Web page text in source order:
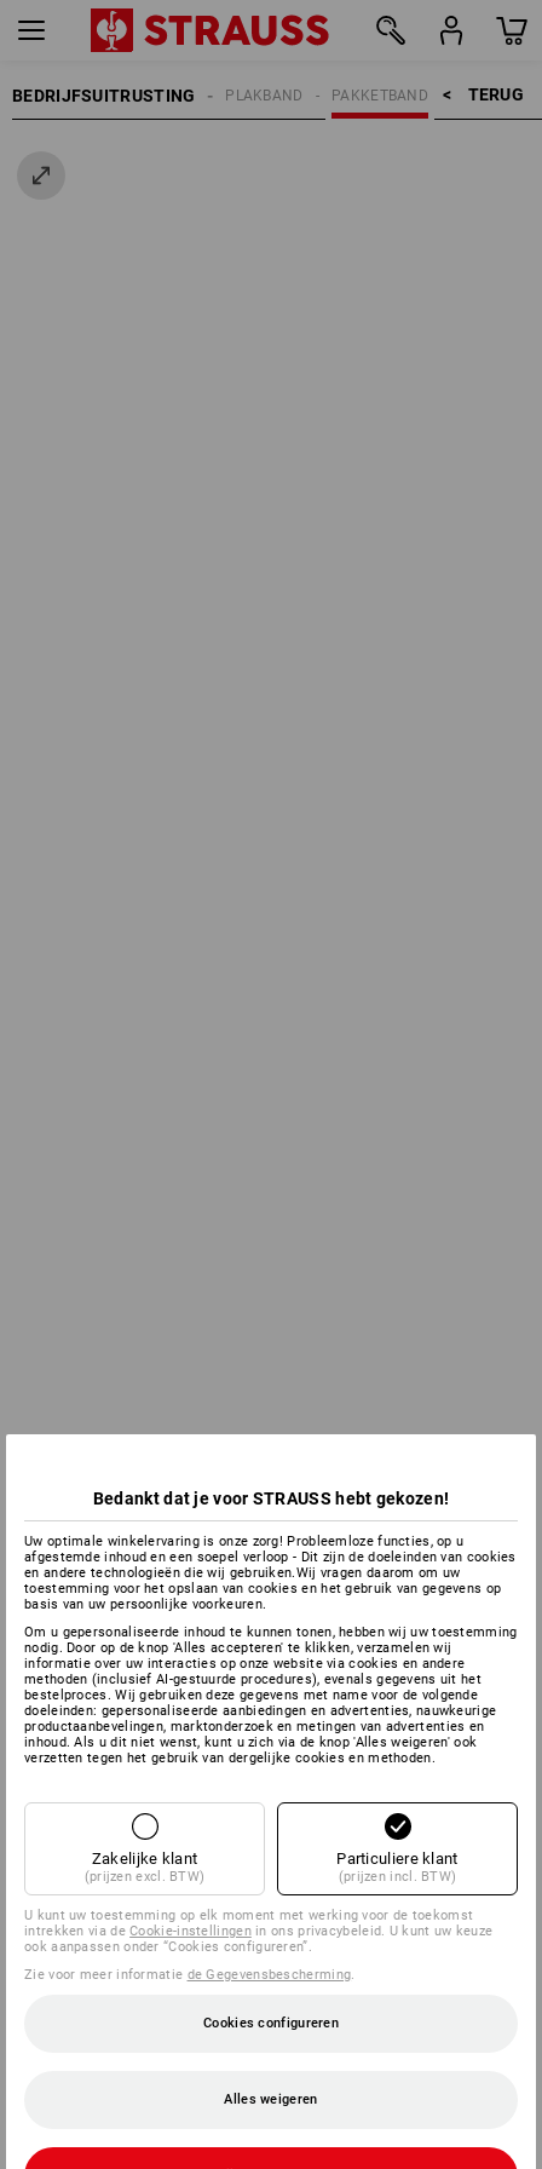
BEDRIJFSUITRUSTING TERUG    >
PAKKETBAND
PLAKBAND
Bedankt dat je voor STRAUSS hebt gekozen!
Uw optimale winkelervaring is onze zorg! Probleemloze functies, op u
afgestemde inhoud en een soepel verloop - Dit zijn de doeleinden van cookies
en andere technologieën die wij gebruiken.Wij vragen daarom om uw
toestemming voor het opslaan van cookies en het gebruik van gegevens op
basis van uw persoonlijke voorkeuren.
Om u gepersonaliseerde inhoud te kunnen tonen, hebben wij uw toestemming
nodig. Door op de knop 'Alles accepteren' te klikken, verzamelen wij
informatie over uw interacties op onze website via cookies en andere
methoden (inclusief AI-gestuurde procedures), evenals gegevens uit het
bestelproces. Wij gebruiken deze gegevens met name voor de volgende
doeleinden: gepersonaliseerde aanbiedingen en advertenties, nauwkeurige
productaanbevelingen, marktonderzoek en metingen van advertenties en
inhoud. Als u dit niet wenst, kunt u zich via de knop 'Alles weigeren' ook
verzetten tegen het gebruik van dergelijke cookies en methoden.
Zakelijke klant
(prijzen excl. BTW)
Particuliere klant
(prijzen incl. BTW)
U kunt uw toestemming op elk moment met werking voor de toekomst
intrekken via deCookie-instellingenin ons privacybeleid. U kunt uw keuze
ook aanpassen onder “Cookies configureren”.
Zie voor meer informatie de Gegevensbescherming
Cookies configureren
Alles weigeren